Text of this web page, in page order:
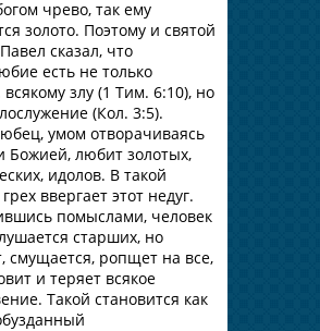
чрево, так ему
золото. Поэтому и святой
сказал, что
есть не только
злу (1 Тим. 6:10), но
(Кол. 3:5).
умом отворачиваясь
Божией, любит золотых,
идолов. В такой
ввергает этот недуг.
помыслами, человек
старших, но
смущается, ропщет на все,
и теряет всякое
Такой становится как